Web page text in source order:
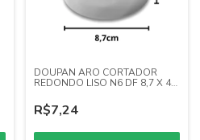
DOUPAN ARO CORTADOR
REDONDO LISO N6 DF 8,7 X 4
R$7,24